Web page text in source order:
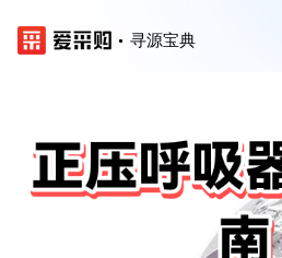
寻源宝典